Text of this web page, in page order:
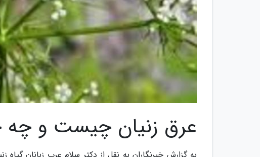
عرق زنیان چیست و چه